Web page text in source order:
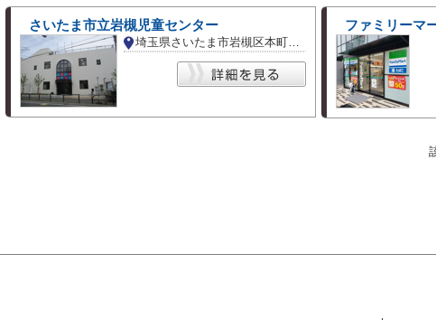
さいたま市立岩槻児童センター
埼玉県さいたま市岩槻区本町１丁目
ファミリーマ